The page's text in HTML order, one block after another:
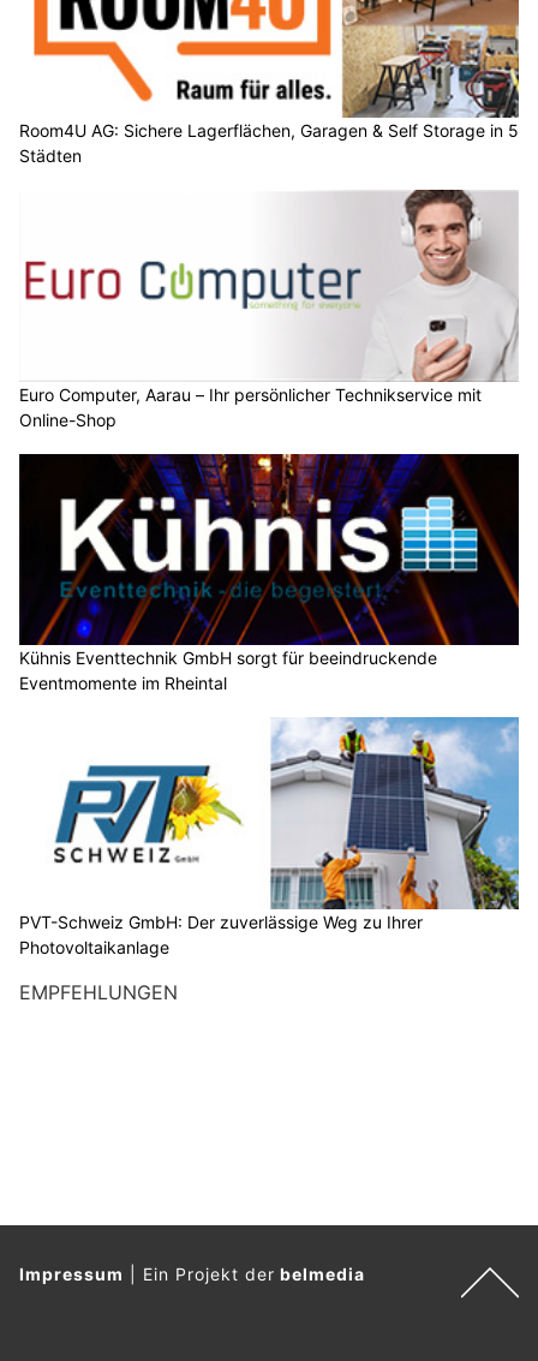
Room4U AG: Sichere Lagerflächen, Garagen & Self Storage in 5
Städten
Euro Computer, Aarau – Ihr persönlicher Technikservice mit
Online-Shop
Kühnis Eventtechnik GmbH sorgt für beeindruckende
Eventmomente im Rheintal
PVT-Schweiz GmbH: Der zuverlässige Weg zu Ihrer
Photovoltaikanlage
EMPFEHLUNGEN
Impressum Ein Projekt derbelmedia